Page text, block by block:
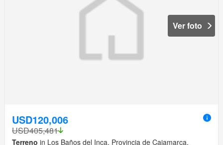
Ver foto
USD120,006
USD405,481
Terreno in Los Baños del Inca, Provincia de Cajamarca,